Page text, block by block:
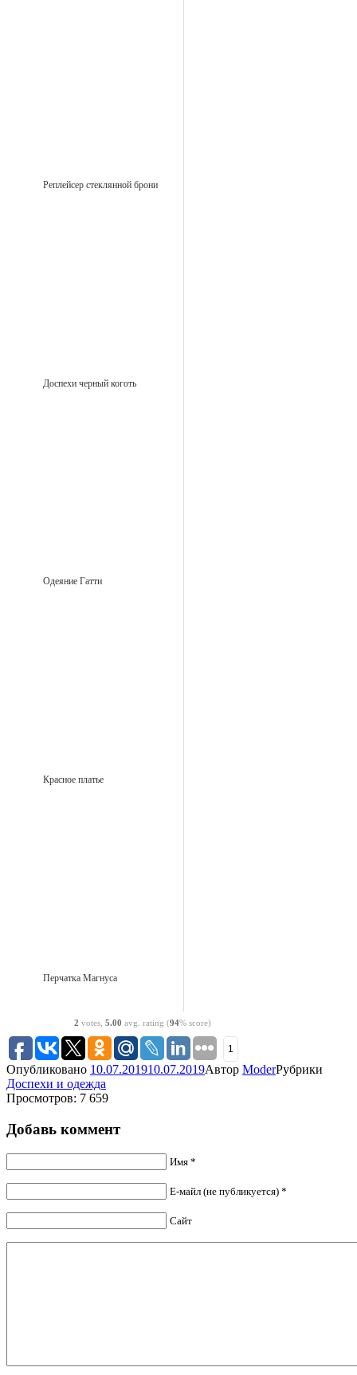
Реплейсер стеклянной брони
Доспехи черный коготь
Одеяние Гатти
Красное платье
Перчатка Магнуса
2 votes, 5.00 avg. rating (94% score)
1
Опубликовано 10.07.201910.07.2019Автор ModerРубрики
Доспехи и одежда
Просмотров: 7 659
Добавь коммент
Имя *
Е-майл (не публикуется) *
Сайт